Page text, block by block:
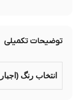
توضیحات تکمیلی
انتخاب رنگ (اجباری)